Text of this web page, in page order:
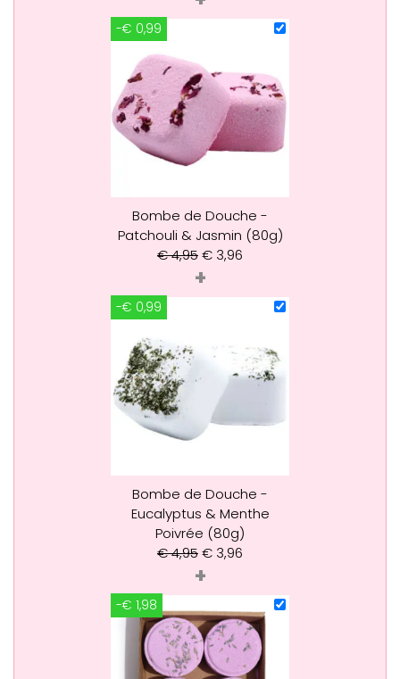
-€ 0,99
Bombe de Douche -
Patchouli & Jasmin (80g)
€4,95€ 3,96
+
-€ 0,99
Bombe de Douche -
Eucalyptus & Menthe
Poivrée (80g)
€4,95€ 3,96
+
-€ 1,98